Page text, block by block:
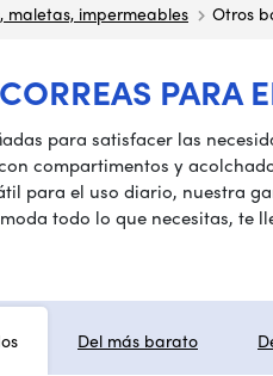
maletas, impermeables Otros
PARA
para satisfacer las
compartimentos y
para el uso diario, nuestra
todo lo que necesitas, te
Del más barato